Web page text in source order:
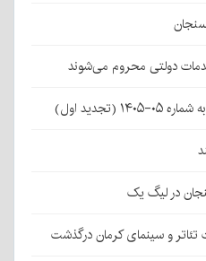
دولتی محروم می‌شوند
اول)
در لیگ یک
و سینمای کرمان درگذشت